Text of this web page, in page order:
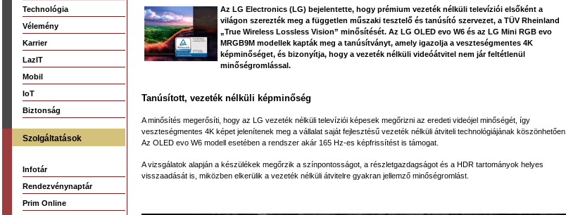
Technológia
Vélemény
Karrier
LazIT
Mobil
IoT
Biztonság
Szolgáltatások
Infotár
Rendezvénynaptár
Prim Online
Az LG Electronics (LG) bejelentette, hogy prémium vezeték nélküli televíziói elsőként a
világon szerezték meg a független műszaki tesztelő és tanúsító szervezet, a TÜV Rheinland
„True Wireless Lossless Vision” minősítését. Az LG OLED evo W6 és az LG Mini RGB evo
MRGB9M modellek kapták meg a tanúsítványt, amely igazolja a veszteségmentes 4K
képminőséget, és bizonyítja, hogy a vezeték nélküli videóátvitel nem jár feltétlenül
minőségromlással.
Tanúsított, vezeték nélküli képminőség
A minősítés megerősíti, hogy az LG vezeték nélküli televíziói képesek megőrizni az eredeti videójel minőségét, így
veszteségmentes 4K képet jelenítenek meg a vállalat saját fejlesztésű vezeték nélküli átviteli technológiájának köszönhetően.
Az OLED evo W6 modell esetében a rendszer akár 165 Hz-es képfrissítést is támogat.
A vizsgálatok alapján a készülékek megőrzik a színpontosságot, a részletgazdagságot és a HDR tartományok helyes
visszaadását is, miközben elkerülik a vezeték nélküli átvitelre gyakran jellemző minőségromlást.